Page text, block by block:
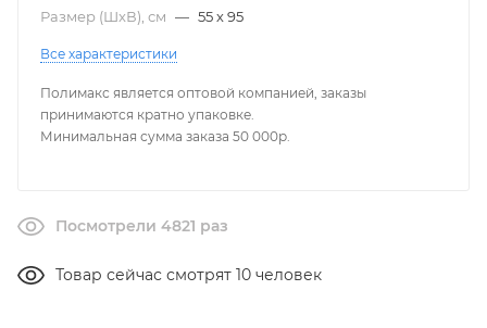
Размер (ШxВ), см — 55 х 95
Все характеристики
Полимакс является оптовой компанией, заказы
принимаются кратно упаковке.
Минимальная сумма заказа 50 000р.
Посмотрели 4821 раз
Товар сейчас смотрят 10 человек